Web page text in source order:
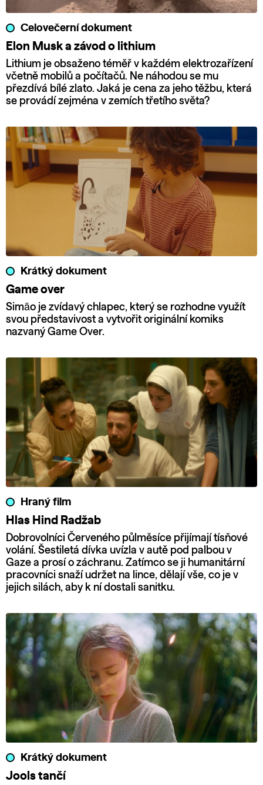
Celovečerní dokument
Elon Musk a závod o lithium
Lithium je obsaženo téměř v každém elektrozařízení
včetně mobilů a počítačů. Ne náhodou se mu
přezdívá bílé zlato. Jaká je cena za jeho těžbu, která
se provádí zejména v zemích třetího světa?
Krátký dokument
Game over
Simão je zvídavý chlapec, který se rozhodne využít
svou představivost a vytvořit originální komiks
nazvaný Game Over.
Hraný film
Hlas Hind Radžab
Dobrovolníci Červeného půlměsíce přijímají tísňové
volání. Šestiletá dívka uvízla v autě pod palbou v
Gaze a prosí o záchranu. Zatímco se ji humanitární
pracovníci snaží udržet na lince, dělají vše, co je v
jejich silách, aby k ní dostali sanitku.
Krátký dokument
Jools tančí